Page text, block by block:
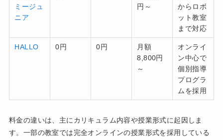
ミージュ
ニア
円～
からロボ
ット教室
まで対応
HALLO 0円 0円
月額
8,800円
～
オンライ
ン中心で
個別指導
プログラ
ムを採用
料金の違いは、主にカリキュラム内容や授業形式に起因しま
す。一部の教室では完全オンラインの授業形式を採用している